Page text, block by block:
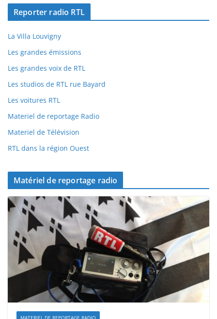
Reporter radio RTL
La Villa Louvigny
Les grandes émissions
Les grandes voix de RTL
Les studios de RTL rue Bayard
Les voitures RTL
Materiel de reportage Radio
Materiel de Télévision
RTL dans la région Ouest
Matériel de reportage radio
MATERIEL DE REPORTAGE RADIO